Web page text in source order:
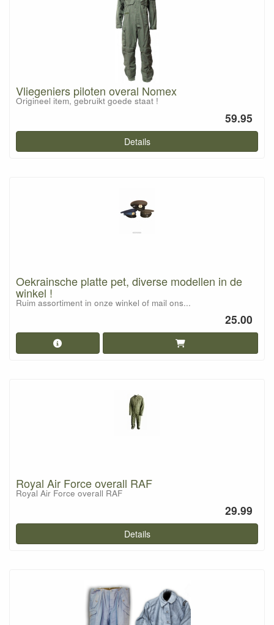
Vliegeniers piloten overal Nomex
Origineel item, gebruikt goede staat !
59.95
Details
Oekrainsche platte pet, diverse modellen in de
winkel !
Ruim assortiment in onze winkel of mail ons...
25.00
Royal Air Force overall RAF
Royal Air Force overall RAF
29.99
Details